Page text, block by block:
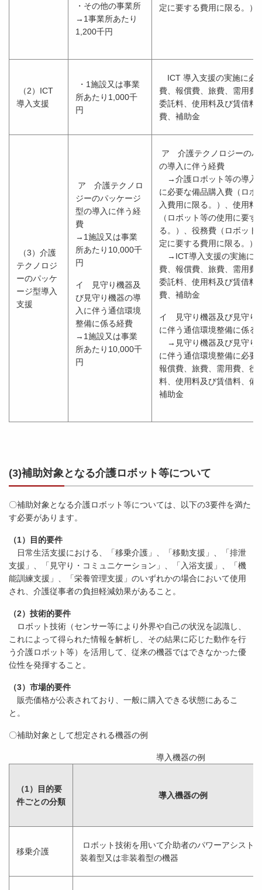
・その他の事業所
→1事業所あたり
1,200千円
定に要する費用に限る。）
（2）ICT
導入支援
・1施設又は事業
所あたり1,000千
円
ICT 導入支援の実施に必
費、報償費、旅費、需用費
委託料、使用料及び賃借料
費、補助金
（3）介護
テクノロジ
ーのパッケ
ージ型導入
支援
ア 介護テクノロ
ジーのパッケージ
型の導入に伴う経
費
→1施設又は事業
所あたり10,000千
円
イ 見守り機器及
び見守り機器の導
入に伴う通信環境
整備に係る経費
→1施設又は事業
所あたり10,000千
円
ア 介護テクノロジーのパ
の導入に伴う経費
→介護ロボット等の導入
に必要な備品購入費（ロボ
入費用に限る。）、使用料
（ロボット等の使用に要す
る。）、役務費（ロボット
定に要する費用に限る。）
→ICT導入支援の実施に
費、報償費、旅費、需用費
委託料、使用料及び賃借料
費、補助金
イ 見守り機器及び見守り
に伴う通信環境整備に係る
→見守り機器及び見守り
に伴う通信環境整備に必要
報償費、旅費、需用費、役
料、使用料及び賃借料、備
補助金
(3)補助対象となる介護ロボット等について
〇補助対象となる介護ロボット等については、以下の3要件を満た
す必要があります。
（1）目的要件
日常生活支援における、「移乗介護」、「移動支援」、「排泄
支援」、「見守り・コミュニケーション」、「入浴支援」、「機
能訓練支援」、「栄養管理支援」のいずれかの場合において使用
され、介護従事者の負担軽減効果があること。
（2）技術的要件
ロボット技術（センサー等により外界や自己の状況を認識し、
これによって得られた情報を解析し、その結果に応じた動作を行
う介護ロボット等）を活用して、従来の機器ではできなかった優
位性を発揮すること。
（3）市場的要件
販売価格が公表されており、一般に購入できる状態にあるこ
と。
〇補助対象として想定される機器の例
導入機器の例
（1）目的要
件ごとの分類
導入機器の例
移乗介護
ロボット技術を用いて介助者のパワーアシスト
装着型又は非装着型の機器